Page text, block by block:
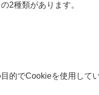
2種類があります。
的でCookieを使用してい